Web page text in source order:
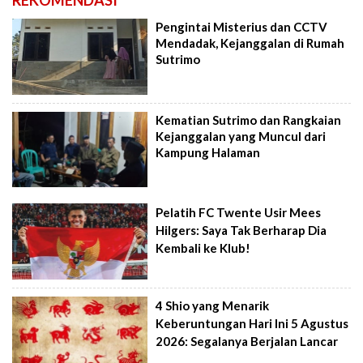
Pengintai Misterius dan CCTV
Mendadak, Kejanggalan di Rumah
Sutrimo
Kematian Sutrimo dan Rangkaian
Kejanggalan yang Muncul dari
Kampung Halaman
Pelatih FC Twente Usir Mees
Hilgers: Saya Tak Berharap Dia
Kembali ke Klub!
4 Shio yang Menarik
Keberuntungan Hari Ini 5 Agustus
2026: Segalanya Berjalan Lancar